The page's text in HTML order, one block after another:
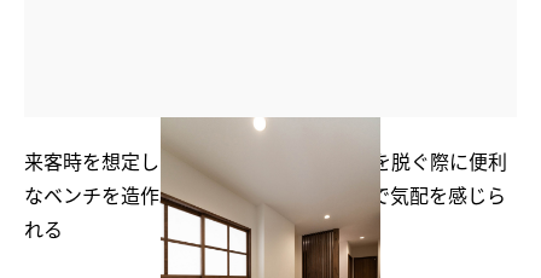
来客時を想定したゆとりのある玄関。靴を脱ぐ際に便利
なベンチを造作。和室とつながる室内窓で気配を感じら
れる